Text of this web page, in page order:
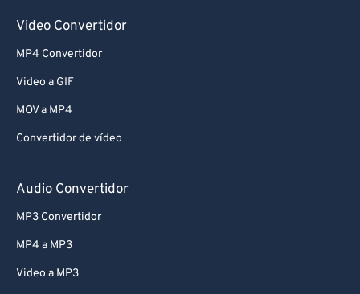
Video Convertidor
MP4 Convertidor
Video a GIF
MOV a MP4
Convertidor de vídeo
Audio Convertidor
MP3 Convertidor
MP4 a MP3
Video a MP3